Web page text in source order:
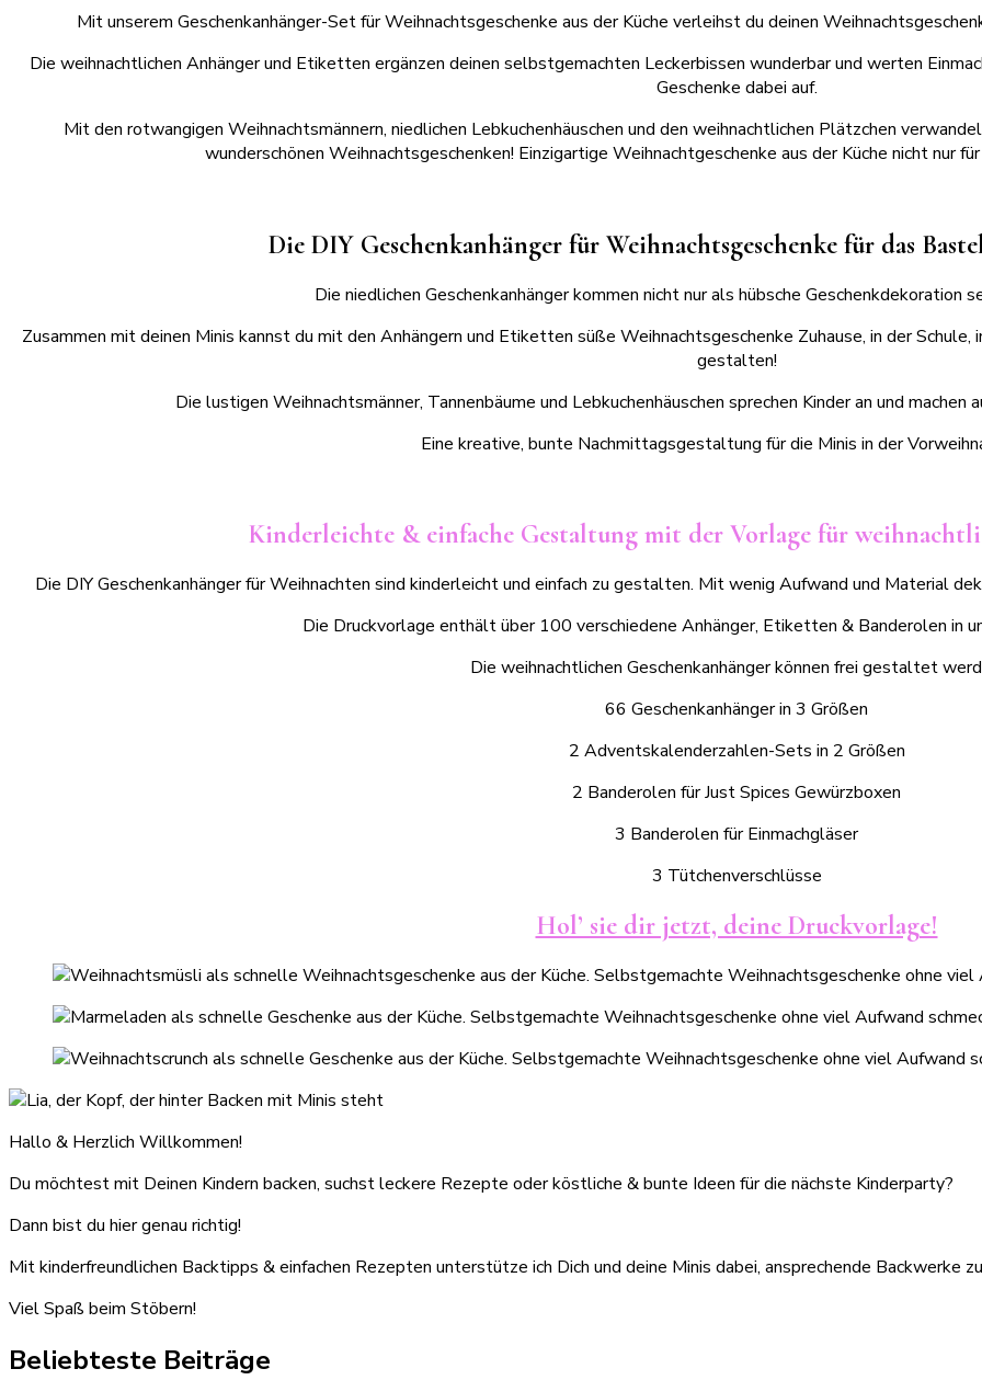
Mit unserem Geschenkanhänger-Set für Weihnachtsgeschenke aus der Küche verleihst du deinen
Die weihnachtlichen Anhänger und Etiketten ergänzen deinen selbstgemachten Leckerbissen wunderbar und werten
Geschenke dabei auf.
Mit den rotwangigen Weihnachtsmännern, niedlichen Lebkuchenhäuschen und den weihnachtlichen Plätzchen
wunderschönen Weihnachtsgeschenken! Einzigartige Weihnachtgeschenke aus der Küche nicht nur
Die DIY Geschenkanhänger für Weihnachtsgeschenke für das
Die niedlichen Geschenkanhänger kommen nicht nur als hübsche Geschenkdekoration
Zusammen mit deinen Minis kannst du mit den Anhängern und Etiketten süße Weihnachtsgeschenke Zuhause, in der
gestalten!
Die lustigen Weihnachtsmänner, Tannenbäume und Lebkuchenhäuschen sprechen Kinder an und machen
Eine kreative, bunte Nachmittagsgestaltung für die Minis in der
Kinderleichte & einfache Gestaltung mit der Vorlage für
Die DIY Geschenkanhänger für Weihnachten sind kinderleicht und einfach zu gestalten. Mit wenig Aufwand und Material
Die Druckvorlage enthält über 100 verschiedene Anhänger, Etiketten & Banderolen in
Die weihnachtlichen Geschenkanhänger können frei gestaltet
66 Geschenkanhänger in 3 Größen
2 Adventskalenderzahlen-Sets in 2 Größen
2 Banderolen für Just Spices Gewürzboxen
3 Banderolen für Einmachgläser
3 Tütchenverschlüsse
Hol’ sie dir jetzt, deine Druckvorlage!
Hallo & Herzlich Willkommen!
Du möchtest mit Deinen Kindern backen, suchst leckere Rezepte oder köstliche & bunte Ideen für die nächste Kinderparty?
Dann bist du hier genau richtig!
Mit kinderfreundlichen Backtipps & einfachen Rezepten unterstütze ich Dich und deine Minis dabei, ansprechende Backwerke
Viel Spaß beim Stöbern!
Beliebteste Beiträge